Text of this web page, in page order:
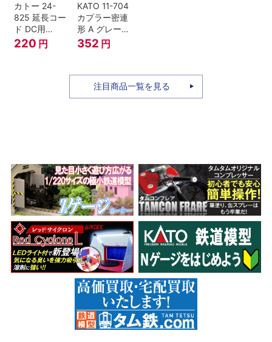
カトー 24-
825 延長コー
ド DC用
(90cm）
220 円
KATO 11-704
カプラー密連
形 A グレー
(20個入) (ア
ーノルドカプ
352 円
注目商品一覧を見る